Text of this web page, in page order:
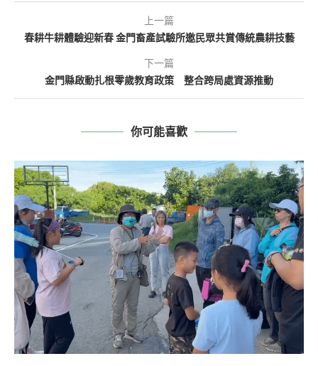
上一篇
春耕牛耕體驗迎新春 金門畜產試驗所邀民眾共賞傳統農耕技藝
下一篇
金門縣啟動扎根零歲教育政策 整合跨局處資源推動
你可能喜歡